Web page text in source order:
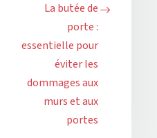
La butée de
porte :
essentielle pour
éviter les
dommages aux
murs et aux
portes